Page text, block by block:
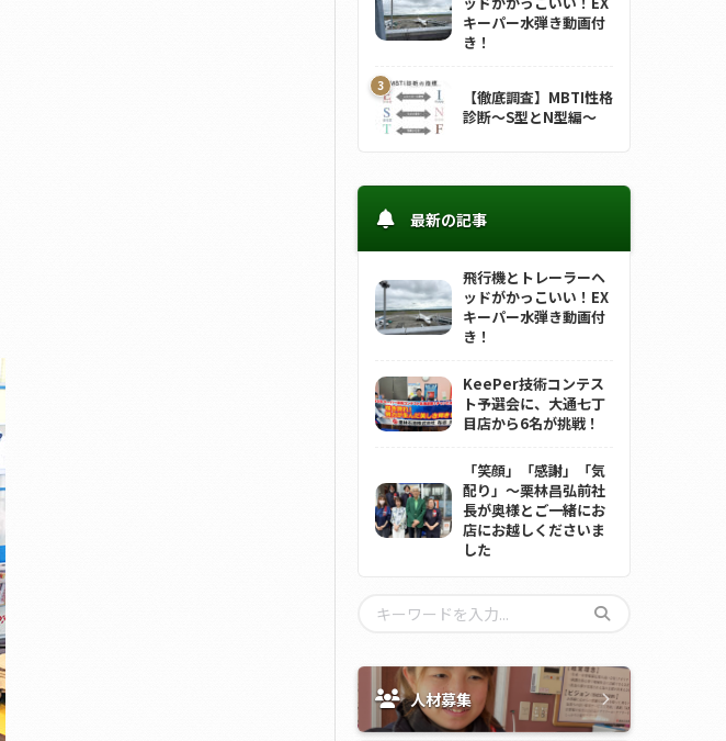
キーパー水弾き動画付
き！
【徹底調査】MBTI性格
診断～S型とN型編～
最新の記事
飛行機とトレーラーヘ
ッドがかっこいい！EX
キーパー水弾き動画付
き！
KeePer技術コンテス
ト予選会に、大通七丁
目店から6名が挑戦！
「笑顔」「感謝」「気
配り」～栗林昌弘前社
長が奥様とご一緒にお
店にお越しくださいま
した
人材募集